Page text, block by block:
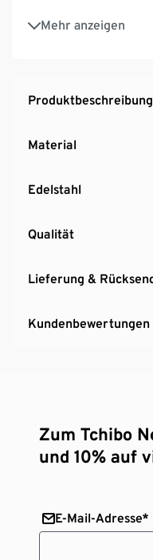
Mehr anzeigen
Wasserdicht bis 5 bar
Inkl.
Produktbeschreibung
Material
Edelstahl
Qualität
Lieferung &
Kundenbewertungen
Zum Tchibo
und 10% auf
E-Mail-Adresse*